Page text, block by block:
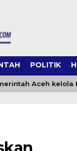
POLITIK
Aceh kelola